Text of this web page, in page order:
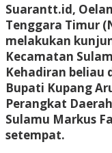
Suarantt.id,
Tenggara Timur
melakukan
Kecamatan
Kehadiran beliau
Bupati Kupang
Perangkat
Sulamu Markus
setempat.